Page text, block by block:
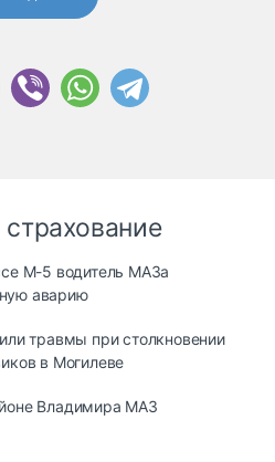
М-5 водитель МАЗа
аварию
травмы при столкновении
в Могилеве
Владимира МАЗ